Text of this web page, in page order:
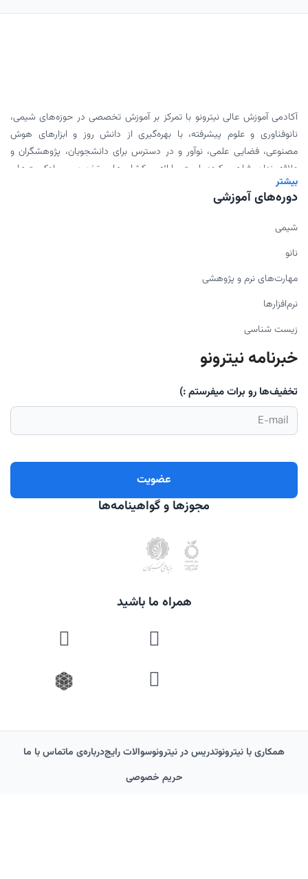
آکادمی آموزش عالی نیترونو با تمرکز بر آموزش تخصصی در حوزه‌های شیمی،
نانوفناوری و علوم پیشرفته، با بهره‌گیری از دانش روز و ابزارهای هوش
مصنوعی، فضایی علمی، نوآور و در دسترس برای دانشجویان، پژوهشگران و
علاقه‌مندان فراهم کرده است. ارائه ورکشاپ‌های تخصصی، پادکست‌های
علمی، محتوای دانلودی و همکاری با اساتید برجسته، بخشی از مأموریت ما
برای گسترش علم به شیوه‌ای مدرن و اثربخش است.
بیشتر
دوره‌های آموزشی
شیمی
نانو
مهارت‌های نرم و پژوهشی
نرم‌افزارها
زیست شناسی
خبرنامه نیترونو
تخفیف‌ها رو برات میفرستم :)
مجوزها و گواهینامه‌ها
همراه ما باشید
همکاری با نیترونوتدریس در نیترونوسوالات رایجدرباره‌‌ی ماتماس با ما
حریم خصوصی